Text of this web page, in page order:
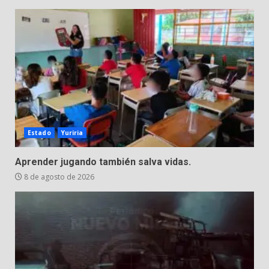
Estado Yuriria
Aprender jugando también salva vidas.
8 de agosto de 2026